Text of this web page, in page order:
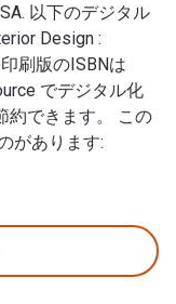
以下のデジタル
Design :
刷版のISBNは
でデジタル化
約できます。 この
があります: